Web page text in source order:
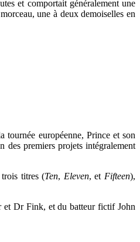
et comportait généralement une
une à deux demoiselles en
européenne, Prince et son
des premiers projets intégralement
titres (Ten, Eleven, et Fifteen),
et Dr Fink, et du batteur fictif John